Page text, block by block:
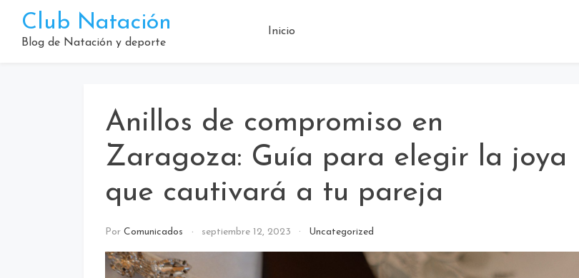
contenido
Club Natación
Blog de Natación y deporte
Inicio
Anillos de compromiso en
Zaragoza: Guía para elegir la joya
que cautivará a tu pareja
Por Comunicados septiembre 12, 2023 Uncategorized